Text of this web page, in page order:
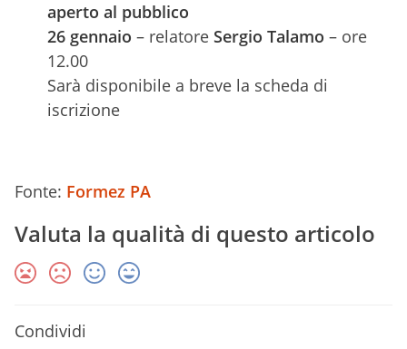
aperto al pubblico
26 gennaio – relatore Sergio Talamo – ore
12.00
Sarà disponibile a breve la scheda di
iscrizione
Fonte: Formez PA
Valuta la qualità di questo articolo
Condividi